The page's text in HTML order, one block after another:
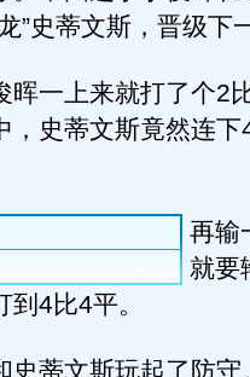
”史蒂文斯，晋级下
一上来就打了个2
，史蒂文斯竟然连下
再输
就要
4比4平。
蒂文斯玩起了防守